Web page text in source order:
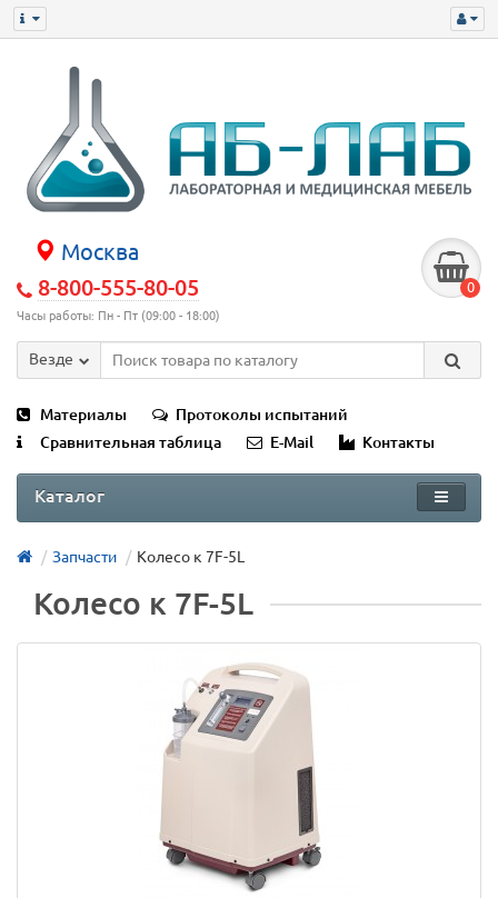
Москва
8-800-555-80-05
Часы работы: Пн - Пт (09:00 - 18:00)
0
Везде
Материалы
Протоколы испытаний
Сравнительная таблица
E-Mail Контакты
Каталог
Запчасти Колесо к 7F-5L
Колесо к 7F-5L